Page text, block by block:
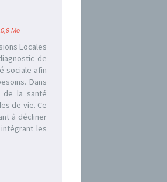
Mo
Locales
de
sociale afin
Dans
de la santé
de vie. Ce
à décliner
les